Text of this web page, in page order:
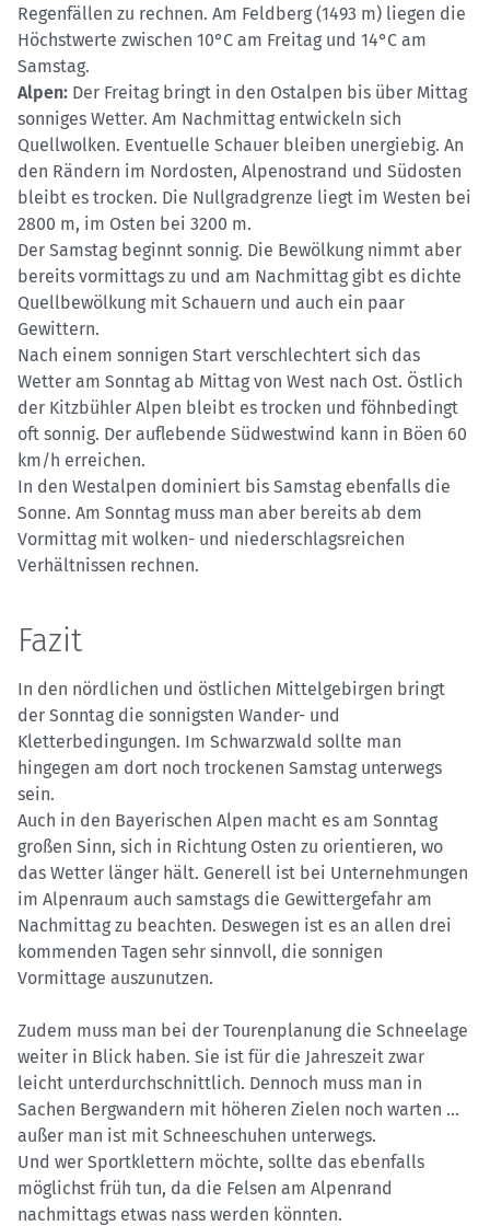
Regenfällen zu rechnen. Am Feldberg (1493 m) liegen die
Höchstwerte zwischen 10°C am Freitag und 14°C am
Samstag.
Alpen: Der Freitag bringt in den Ostalpen bis über Mittag
sonniges Wetter. Am Nachmittag entwickeln sich
Quellwolken. Eventuelle Schauer bleiben unergiebig. An
den Rändern im Nordosten, Alpenostrand und Südosten
bleibt es trocken. Die Nullgradgrenze liegt im Westen bei
2800 m, im Osten bei 3200 m.
Der Samstag beginnt sonnig. Die Bewölkung nimmt aber
bereits vormittags zu und am Nachmittag gibt es dichte
Quellbewölkung mit Schauern und auch ein paar
Gewittern.
Nach einem sonnigen Start verschlechtert sich das
Wetter am Sonntag ab Mittag von West nach Ost. Östlich
der Kitzbühler Alpen bleibt es trocken und föhnbedingt
oft sonnig. Der auflebende Südwestwind kann in Böen 60
km/h erreichen.
In den Westalpen dominiert bis Samstag ebenfalls die
Sonne. Am Sonntag muss man aber bereits ab dem
Vormittag mit wolken- und niederschlagsreichen
Verhältnissen rechnen.
Fazit
In den nördlichen und östlichen Mittelgebirgen bringt
der Sonntag die sonnigsten Wander- und
Kletterbedingungen. Im Schwarzwald sollte man
hingegen am dort noch trockenen Samstag unterwegs
sein.
Auch in den Bayerischen Alpen macht es am Sonntag
großen Sinn, sich in Richtung Osten zu orientieren, wo
das Wetter länger hält. Generell ist bei Unternehmungen
im Alpenraum auch samstags die Gewittergefahr am
Nachmittag zu beachten. Deswegen ist es an allen drei
kommenden Tagen sehr sinnvoll, die sonnigen
Vormittage auszunutzen.
Zudem muss man bei der Tourenplanung die Schneelage
weiter in Blick haben. Sie ist für die Jahreszeit zwar
leicht unterdurchschnittlich. Dennoch muss man in
Sachen Bergwandern mit höheren Zielen noch warten …
außer man ist mit Schneeschuhen unterwegs.
Und wer Sportklettern möchte, sollte das ebenfalls
möglichst früh tun, da die Felsen am Alpenrand
nachmittags etwas nass werden könnten.